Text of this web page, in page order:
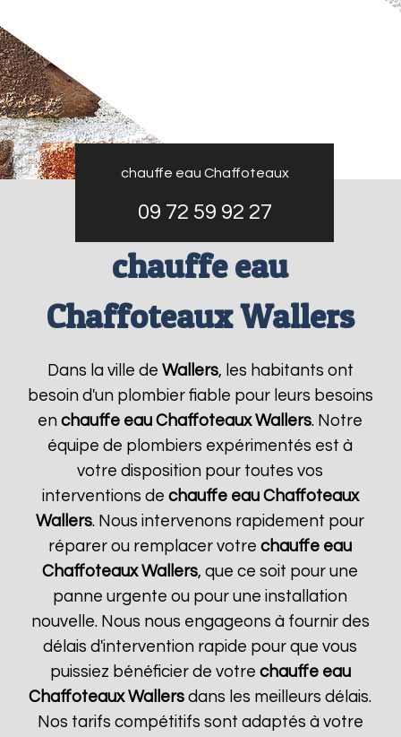
chauffe eau Chaffoteaux
09 72 59 92 27
chauffe eau
Chaffoteaux Wallers
Dans la ville de Wallers, les habitants ont
besoin d'un plombier fiable pour leurs besoins
enchauffe eau Chaffoteaux Wallers. Notre
équipe de plombiers expérimentés est à
votre disposition pour toutes vos
interventions de chauffe eau Chaffoteaux
Wallers. Nous intervenons rapidement pour
réparer ou remplacer votrechauffe eau
Chaffoteaux Wallers, que ce soit pour une
panne urgente ou pour une installation
nouvelle. Nous nous engageons à fournir des
délais d'intervention rapide pour que vous
puissiez bénéficier de votre chauffe eau
Chaffoteaux Wallers dans les meilleurs délais.
Nos tarifs compétitifs sont adaptés à votre